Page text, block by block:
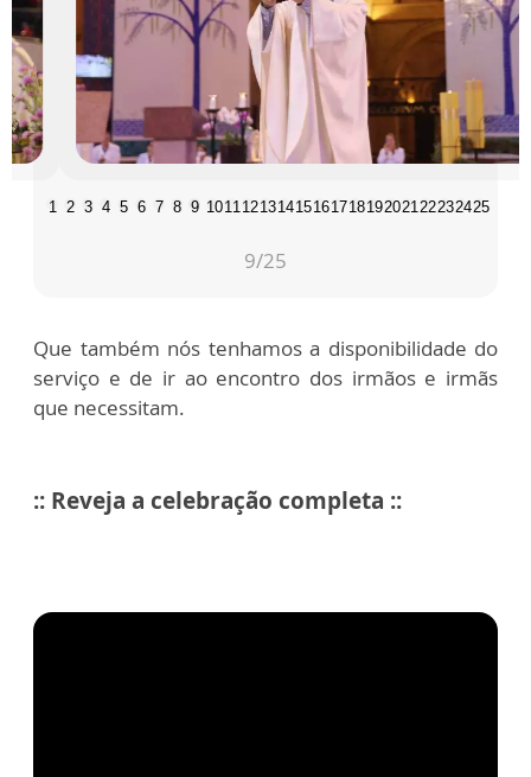
1 2 3 4 5 6 7 8 9 10111213141516171819202122232425
9/25
Que também nós tenhamos a disponibilidade do
serviço e de ir ao encontro dos irmãos e irmãs
que necessitam.
:: Reveja a celebração completa ::